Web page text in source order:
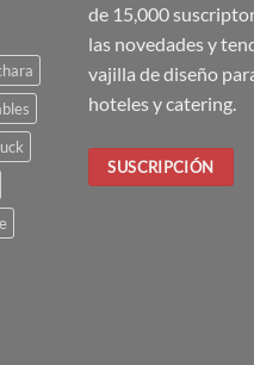
de 15,000
las novedades y
vajilla de diseño
hoteles y catering.
SUSCRIPCIÓN